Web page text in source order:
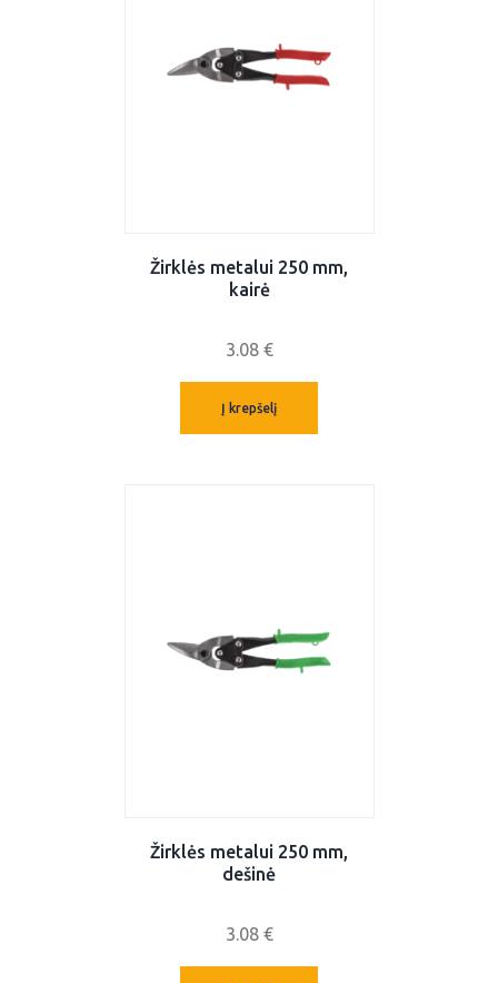
Žirklės metalui 250 mm,
kairė
3.08 €
Į krepšelį
Žirklės metalui 250 mm,
dešinė
3.08 €